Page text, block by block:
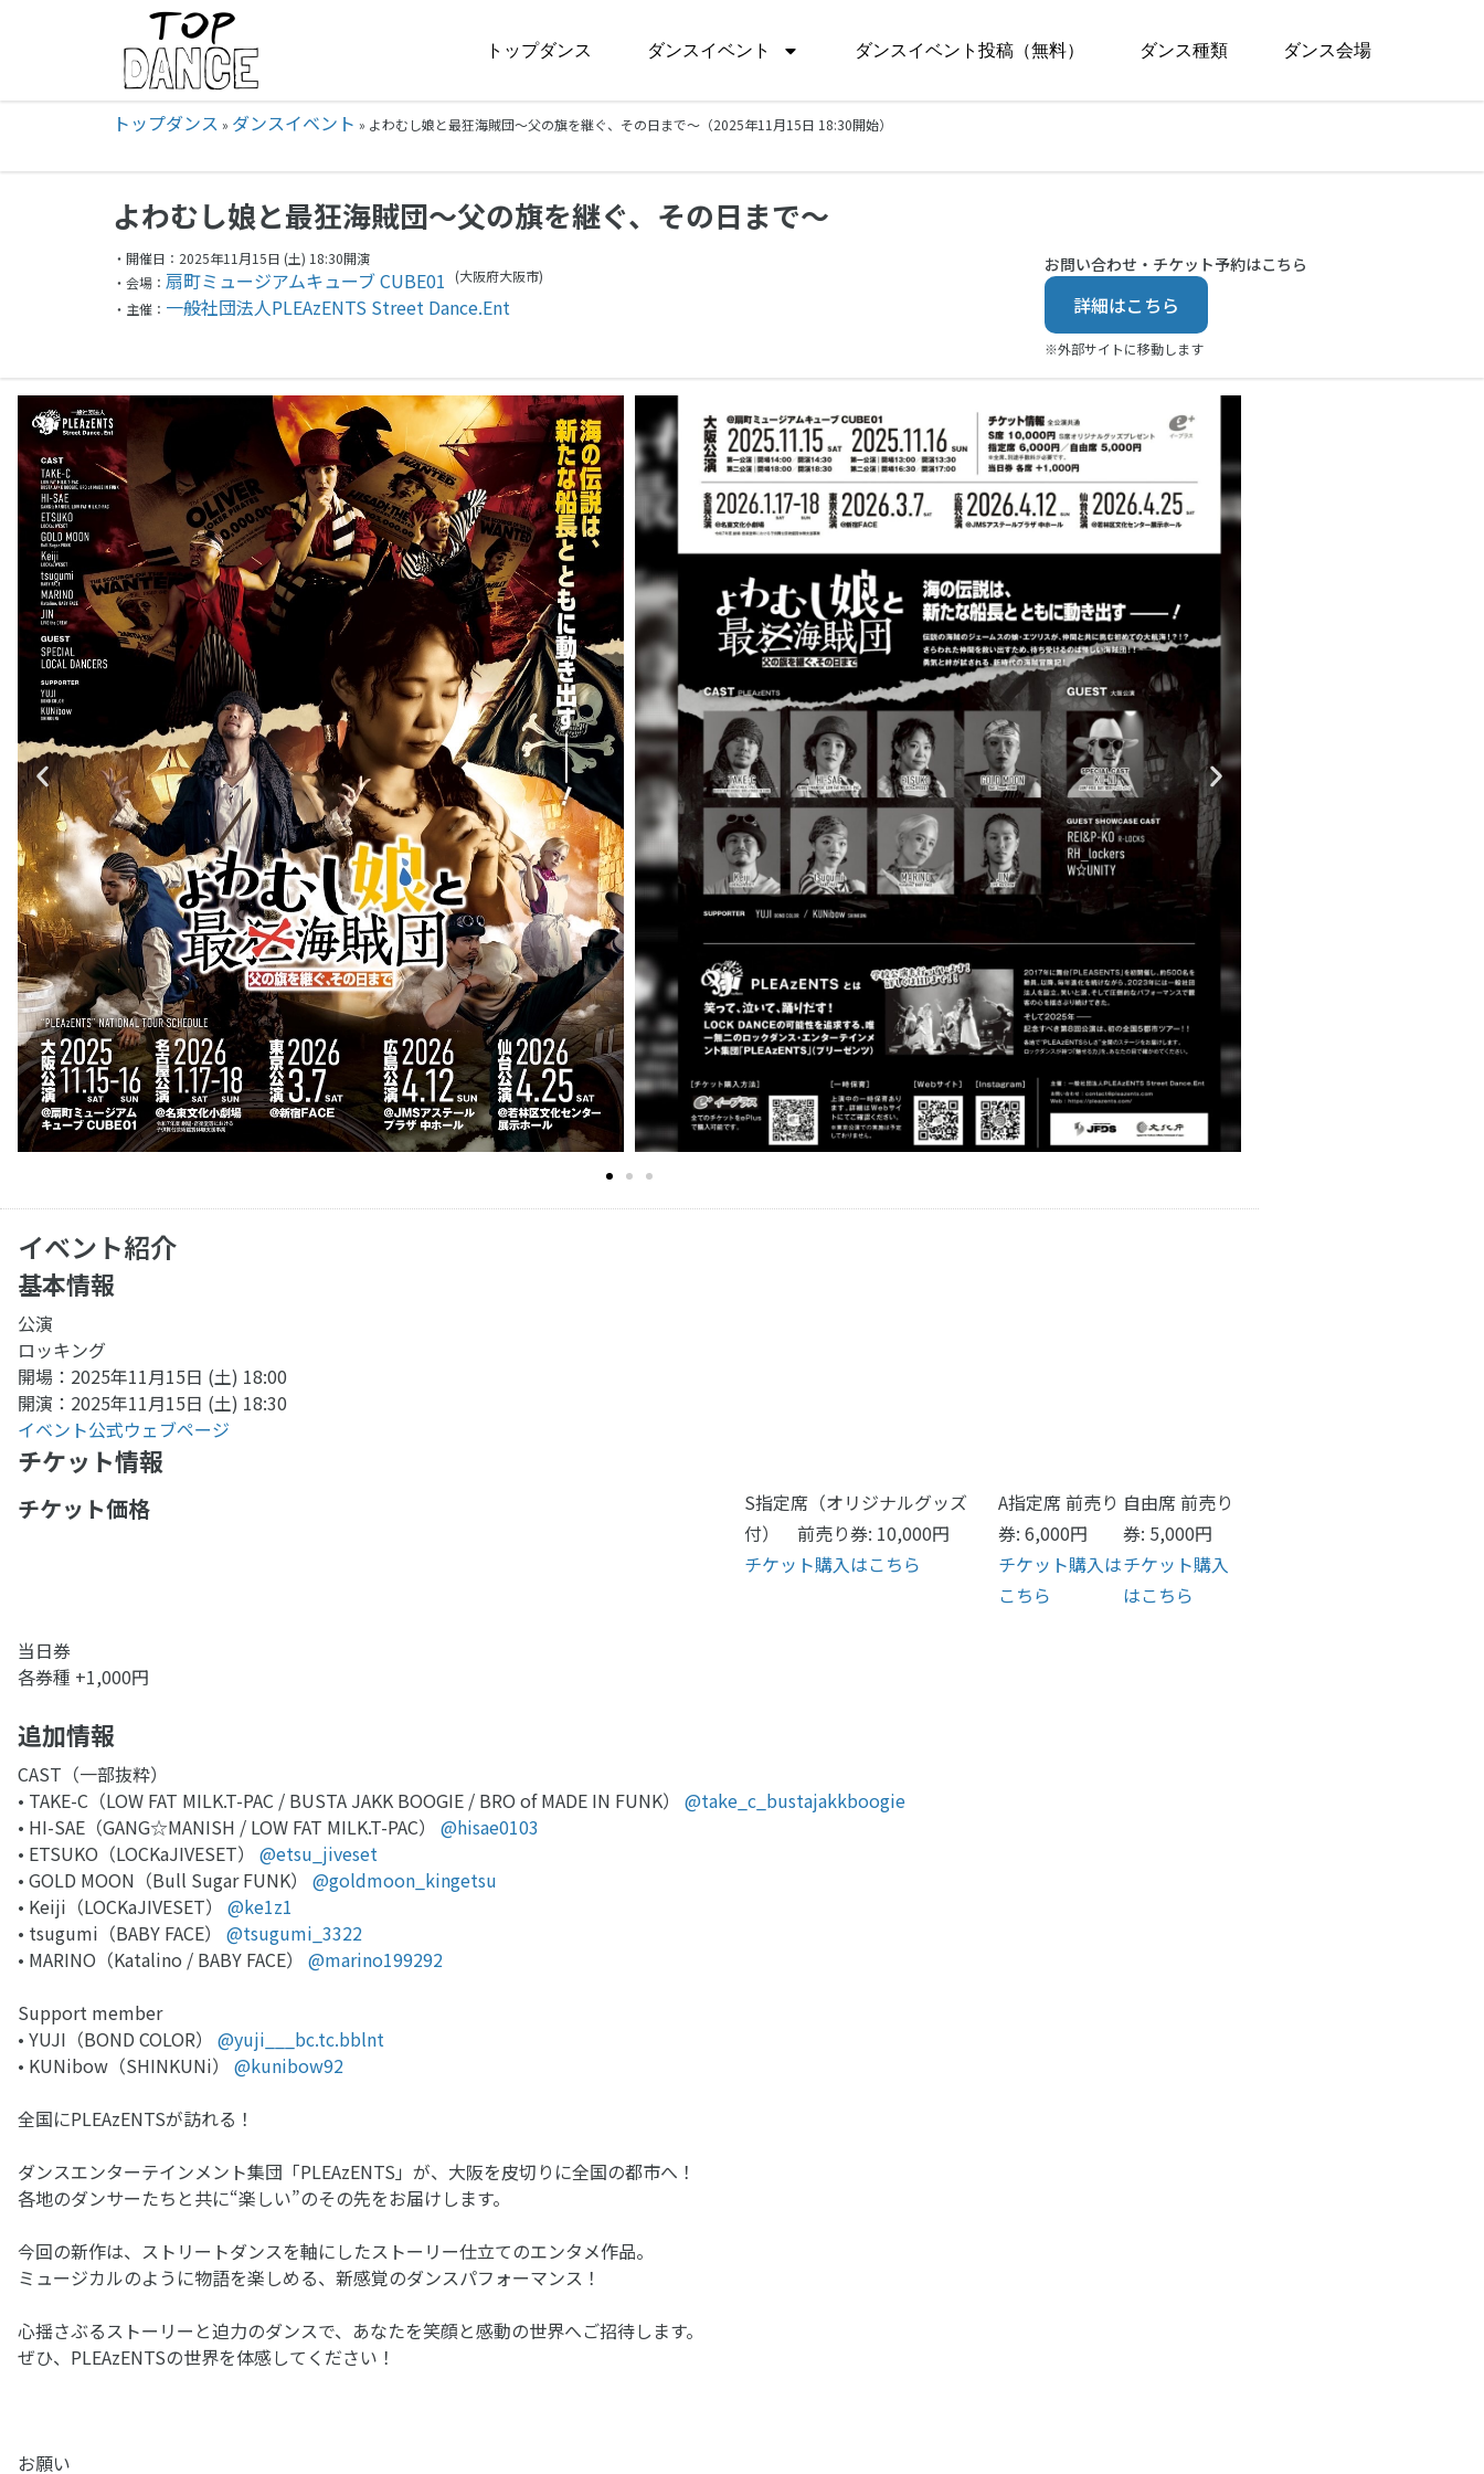
トップダンス ダンスイベント ダンスイベント投稿（無料） ダンス種類 ダンス会場
トップダンス » ダンスイベント » よわむし娘と最狂海賊団〜父の旗を継ぐ、その日まで〜（2025年11月15日 18:30開始）
よわむし娘と最狂海賊団〜父の旗を継ぐ、その日まで〜
・開催日：2025年11月15日 (土) 18:30開演
・会場： 扇町ミュージアムキューブ CUBE01 (大阪府大阪市)
・主催： 一般社団法人PLEAzENTS Street Dance.Ent
お問い合わせ・チケット予約はこちら
詳細はこちら
※外部サイトに移動します
イベント紹介
基本情報
公演
ロッキング
開場：2025年11月15日 (土) 18:00
開演：2025年11月15日 (土) 18:30
イベント公式ウェブページ
チケット情報
チケット価格
S指定席（オリジナルグッズ
付） 前売り券: 10,000円
チケット購入はこちら
A指定席 前売り
券: 6,000円
チケット購入は
こちら
自由席 前売り
券: 5,000円
チケット購入
はこちら
当日券
各券種 +1,000円
追加情報
CAST（一部抜粋）
• TAKE-C（LOW FAT MILK.T-PAC / BUSTA JAKK BOOGIE / BRO of MADE IN FUNK） @take_c_bustajakkboogie
• HI-SAE（GANG☆MANISH / LOW FAT MILK.T-PAC） @hisae0103
• ETSUKO（LOCKaJIVESET） @etsu_jiveset
• GOLD MOON（Bull Sugar FUNK） @goldmoon_kingetsu
• Keiji（LOCKaJIVESET） @ke1z1
• tsugumi（BABY FACE） @tsugumi_3322
• MARINO（Katalino / BABY FACE） @marino199292
Support member
• YUJI（BOND COLOR） @yuji___bc.tc.bblnt
• KUNibow（SHINKUNi） @kunibow92
全国にPLEAzENTSが訪れる！
ダンスエンターテインメント集団「PLEAzENTS」が、大阪を皮切りに全国の都市へ！
各地のダンサーたちと共に“楽しい”のその先をお届けします。
今回の新作は、ストリートダンスを軸にしたストーリー仕立てのエンタメ作品。
ミュージカルのように物語を楽しめる、新感覚のダンスパフォーマンス！
心揺さぶるストーリーと迫力のダンスで、あなたを笑顔と感動の世界へご招待します。
ぜひ、PLEAzENTSの世界を体感してください！
お願い